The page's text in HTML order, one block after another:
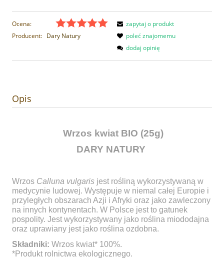
Ocena:
Producent: Dary Natury
zapytaj o produkt
poleć znajomemu
dodaj opinię
Opis
Wrzos kwiat BIO (25g)
DARY NATURY
Wrzos Calluna vulgaris jest rośliną wykorzystywaną w
medycynie ludowej. Występuje w niemal całej Europie i
przyległych obszarach Azji i Afryki oraz jako zawleczony
na innych kontynentach. W Polsce jest to gatunek
pospolity. Jest wykorzystywany jako roślina miododajna
oraz uprawiany jest jako roślina ozdobna.
Składniki: Wrzos kwiat* 100%.
*Produkt rolnictwa ekologicznego.